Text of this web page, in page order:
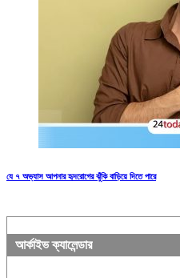
যে ৭ অভ্যাস আপনার হৃদরোগের ঝুঁকি বাড়িয়ে দিতে পারে
আর্কাইভ ক্যালেন্ডার